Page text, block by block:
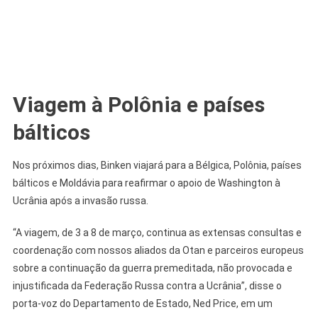
Viagem à Polônia e países
bálticos
Nos próximos dias, Binken viajará para a Bélgica, Polônia, países
bálticos e Moldávia para reafirmar o apoio de Washington à
Ucrânia após a invasão russa.
“A viagem, de 3 a 8 de março, continua as extensas consultas e
coordenação com nossos aliados da Otan e parceiros europeus
sobre a continuação da guerra premeditada, não provocada e
injustificada da Federação Russa contra a Ucrânia”, disse o
porta-voz do Departamento de Estado, Ned Price, em um